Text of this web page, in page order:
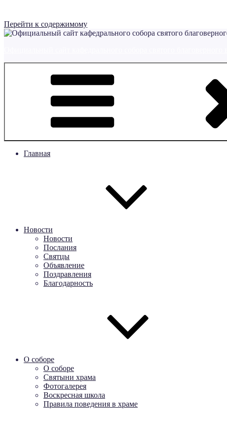
Перейти к содержимому
Главная
Новости
Новости
Послания
Святцы
Объявление
Поздравления
Благодарность
О соборе
О соборе
Святыни храма
Фотогалерея
Воскресная школа
Правила поведения в храме